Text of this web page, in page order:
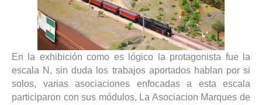
En la exhibición como es lógico la protagonista fue la
escala N, sin duda los trabajos aportados hablan por si
solos, varias asociaciones enfocadas a esta escala
participaron con sus módulos, La Asociacion Marques de